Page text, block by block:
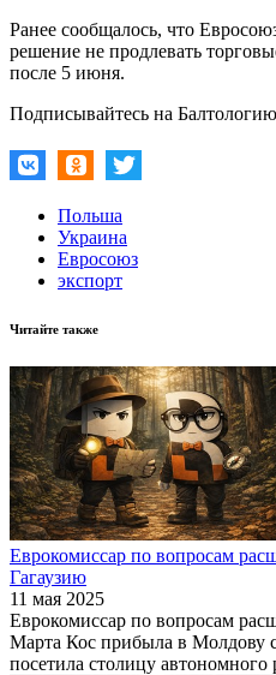
Ранее сообщалось, что
решение не продлевать
после 5 июня.
Подписывайтесь на
Польша
Украина
Евросоюз
экспорт
Читайте также
Еврокомиссар по вопросам
Гагаузию
11 мая 2025
Еврокомиссар по вопросам
Марта Кос прибыла в Молдову
посетила столицу